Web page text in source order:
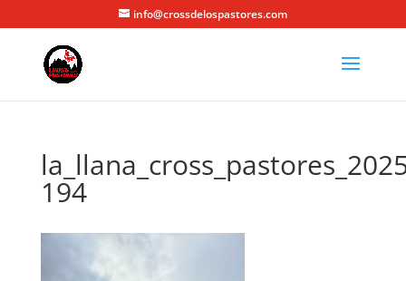
info@crossdelospastores.com
194